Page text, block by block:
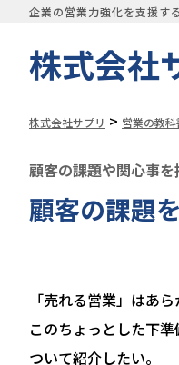
企業の営業力強化を支援す
株式会社
株式会社サプリ > 営業の教科
顧客の課題や関心事を
顧客の課題
「売れる営業」はあ
このちょっとした下
ついて紹介したい。